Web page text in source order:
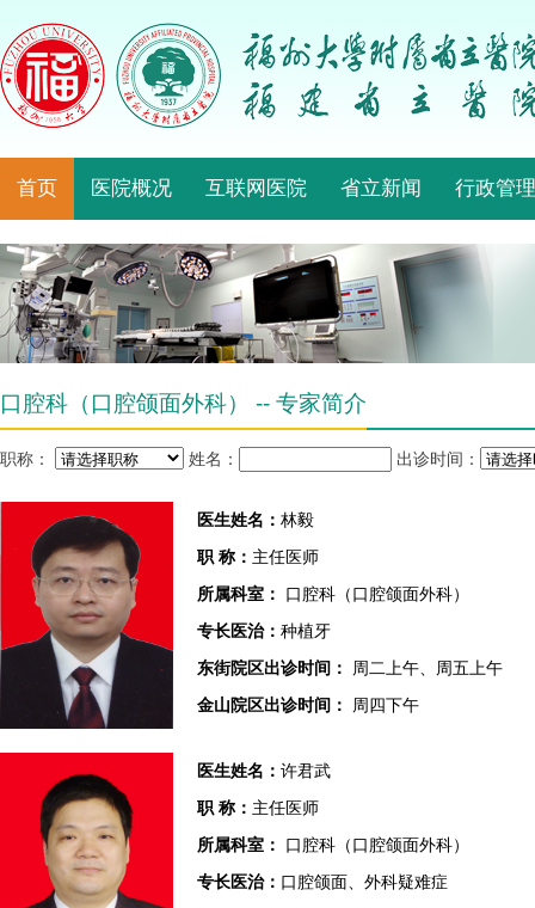
首页 医院概况 互联网医院 省立新闻 行政管理
口腔科（口腔颌面外科） -- 专家简介
职称： 姓名： 出诊时间：
医生姓名： 林毅
职 称： 主任医师
所属科室：
口腔科（口腔颌面外科）
专长医治： 种植牙
东街院区出诊时间：
周二上午、周五上午
金山院区出诊时间：
周四下午
医生姓名： 许君武
职 称： 主任医师
所属科室：
口腔科（口腔颌面外科）
专长医治： 口腔颌面、外科疑难症